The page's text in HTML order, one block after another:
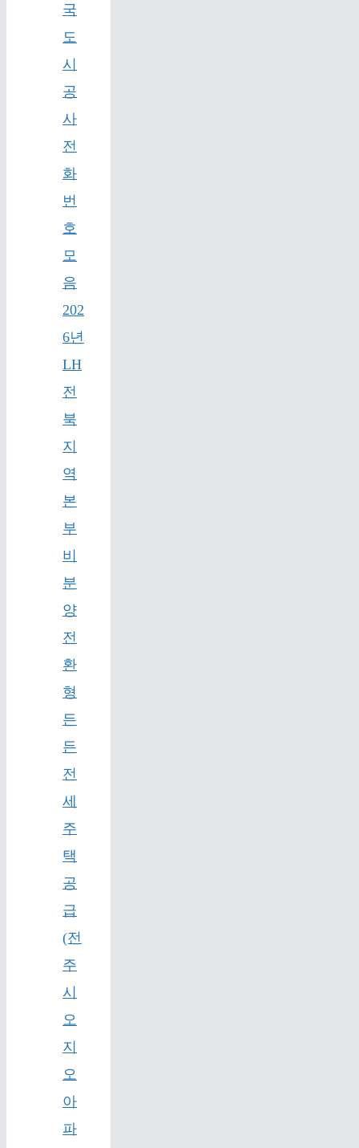
국
도
시
공
사
전
화
번
호
모
음
202
6년
LH
전
북
지
역
본
부
비
분
양
전
환
형
든
든
전
세
주
택
공
급
(전
주
시
오
지
오
아
파